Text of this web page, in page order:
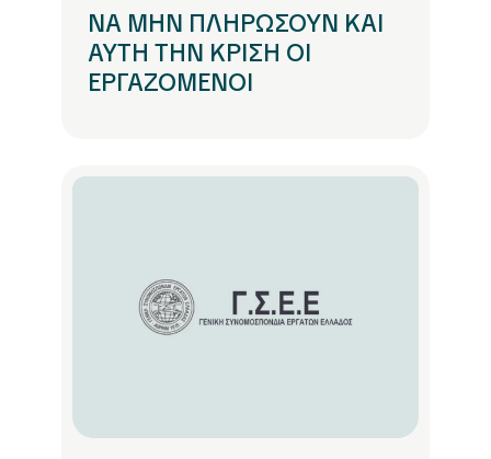
ΝΑ ΜΗΝ ΠΛΗΡΩΣΟΥΝ ΚΑΙ
ΑΥΤΗ ΤΗΝ ΚΡΙΣΗ ΟΙ
ΕΡΓΑΖΟΜΕΝΟΙ